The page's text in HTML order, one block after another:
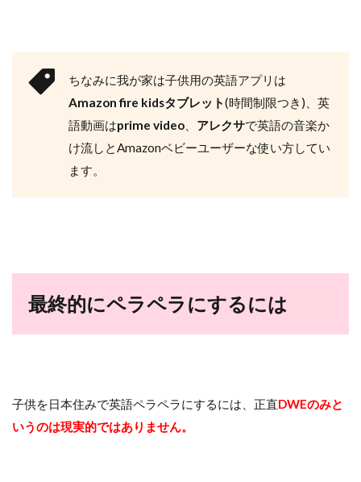
ちなみに我が家は子供用の英語アプリは
Amazon fire kidsタブレット(時間制限つき)、英
語動画はprime video アレクサで英語の音楽か
け流しとAmazonベビーユーザーな使い方してい
ます。
最終的にペラペラにするには
子供を日本住みで英語ペラペラにするには、正直DWEのみと
いうのは現実的ではありません。